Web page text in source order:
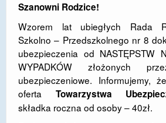
DLA RODZICÓW I UCZNIÓW
DLA PRACOWNIKÓW
GALERIA
SPORT
DOSTĘPNOŚĆ
Szanowni Rodzice!
Wzorem lat ubiegłych Rada
Szkolno – Przedszkolnego nr 8
ubezpieczenia od NASTĘPSTW
WYPADKÓW złożonych
ubezpieczeniowe. Informujemy,
oferta Towarzystwa
składka roczna od osoby – 40zł.